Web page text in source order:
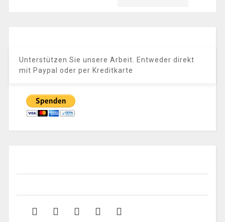
Unterstützen Sie unsere Arbeit. Entweder direkt
mit Paypal oder per Kreditkarte